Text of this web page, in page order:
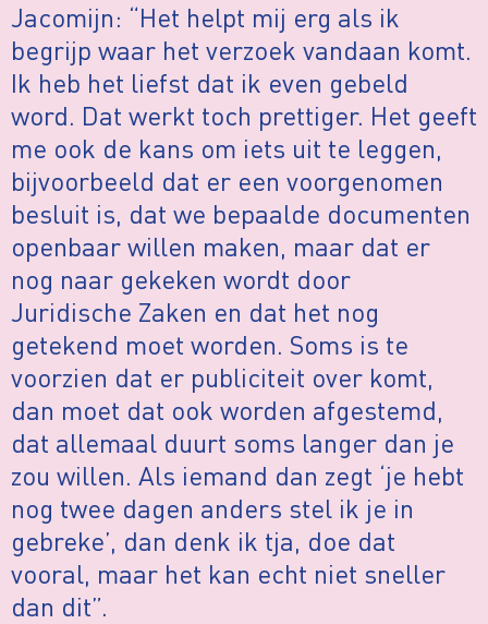
Jacomijn: “Het helpt mij erg als ik
begrijp waar het verzoek vandaan komt.
Ik heb het liefst dat ik even gebeld
word. Dat werkt toch prettiger. Het geeft
me ook de kans om iets uit te leggen,
bijvoorbeeld dat er een voorgenomen
besluit is, dat we bepaalde documenten
openbaar willen maken, maar dat er
nog naar gekeken wordt door
Juridische Zaken en dat het nog
getekend moet worden. Soms is te
voorzien dat er publiciteit over komt,
dan moet dat ook worden afgestemd,
dat allemaal duurt soms langer dan je
zou willen. Als iemand dan zegt ‘je hebt
nog twee dagen anders stel ik je in
gebreke’, dan denk ik tja, doe dat
vooral, maar het kan echt niet sneller
dan dit”.